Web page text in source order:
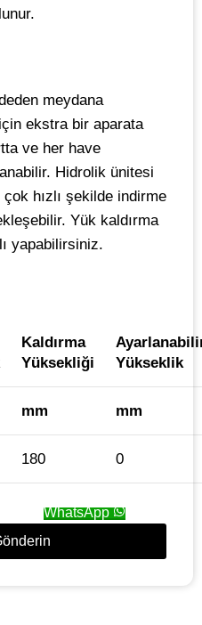
meydana
ekstra bir aparata
ve her have
Hidrolik ünitesi
hızlı şekilde indirme
Yük kaldırma
yapabilirsiniz.
Kaldırma
Yüksekliği
Yükseklik
mm mm
180 0
WhatsApp